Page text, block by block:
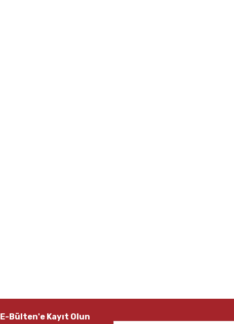
E-Bülten'e Kayıt Olun